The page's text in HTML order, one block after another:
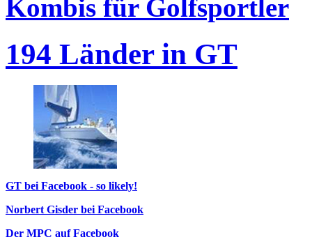
Kombis für Golfsportler
194 Länder in GT
GT bei Facebook - so likely!
Norbert Gisder bei Facebook
Der MPC auf Facebook